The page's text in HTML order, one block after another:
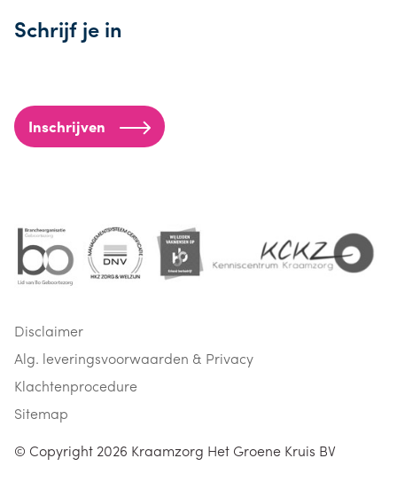
Schrijf je in
Inschrijven
© Copyright 2026 Kraamzorg Het Groene Kruis BV
Disclaimer
Alg. leveringsvoorwaarden & Privacy
Klachtenprocedure
Sitemap